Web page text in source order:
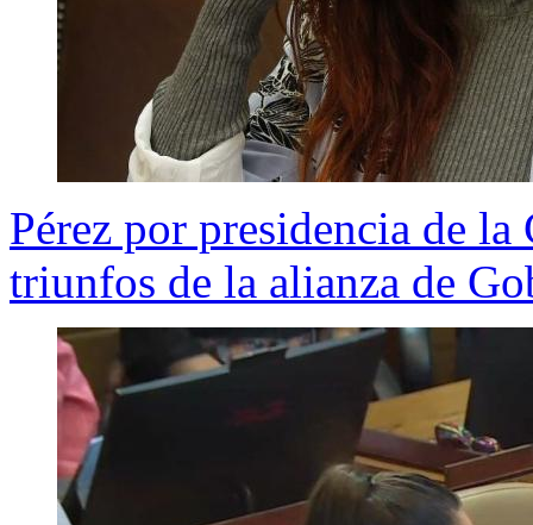
Pérez por presidencia de
triunfos de la alianza de